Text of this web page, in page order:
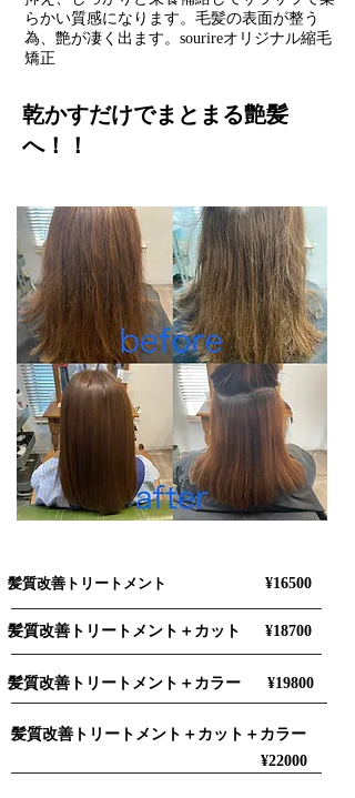
らかい質感になります。​毛髪の表面が整う
為、艶が凄く出ます。sourireオリジナル縮毛
矯正
乾かすだけでまとまる艶髪
へ！！
髪質改善トリートメント
¥16500
¥18700
​髪質改善トリートメント＋カット
髪質改善トリートメント＋カラー
¥19800
​髪質改善トリートメント＋カット＋カラー
¥22000